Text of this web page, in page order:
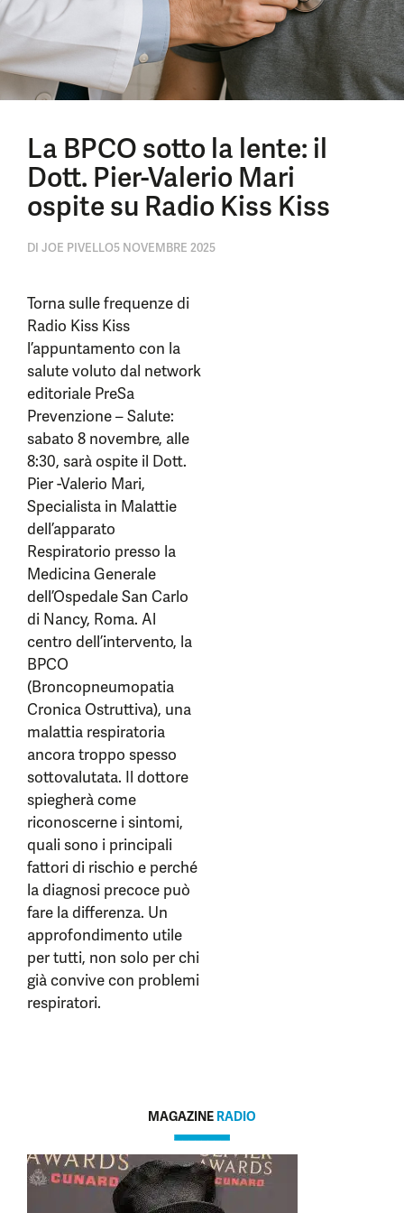
La BPCO sotto la lente: il
Dott. Pier-Valerio Mari
ospite su Radio Kiss Kiss
DI JOE PIVELLO5 NOVEMBRE 2025
Torna sulle frequenze di
Radio Kiss Kiss
l’appuntamento con la
salute voluto dal network
editoriale PreSa
Prevenzione – Salute:
sabato 8 novembre, alle
8:30, sarà ospite il Dott.
Pier -Valerio Mari,
Specialista in Malattie
dell’apparato
Respiratorio presso la
Medicina Generale
dell’Ospedale San Carlo
di Nancy, Roma. Al
centro dell’intervento, la
BPCO
(Broncopneumopatia
Cronica Ostruttiva), una
malattia respiratoria
ancora troppo spesso
sottovalutata. Il dottore
spiegherà come
riconoscerne i sintomi,
quali sono i principali
fattori di rischio e perché
la diagnosi precoce può
fare la differenza. Un
approfondimento utile
per tutti, non solo per chi
già convive con problemi
respiratori.
MAGAZINE RADIO